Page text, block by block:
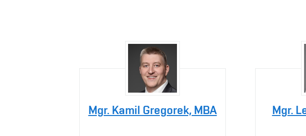
Mgr. Kamil Gregorek, MBA Mgr.